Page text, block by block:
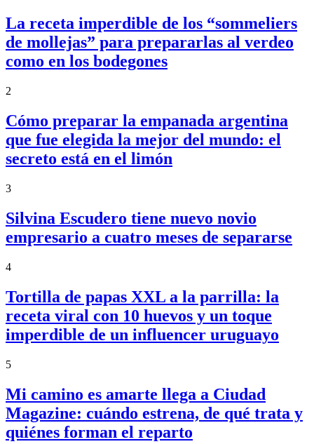
La receta imperdible de los “sommeliers
de mollejas” para prepararlas al verdeo
como en los bodegones
2
Cómo preparar la empanada argentina
que fue elegida la mejor del mundo: el
secreto está en el limón
3
Silvina Escudero tiene nuevo novio
empresario a cuatro meses de separarse
4
Tortilla de papas XXL a la parrilla: la
receta viral con 10 huevos y un toque
imperdible de un influencer uruguayo
5
Mi camino es amarte llega a Ciudad
Magazine: cuándo estrena, de qué trata y
quiénes forman el reparto